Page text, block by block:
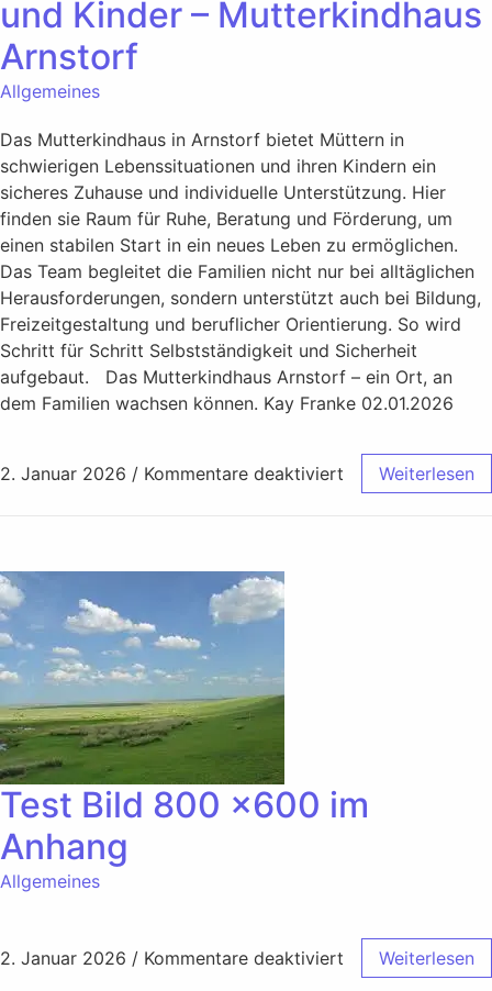
und Kinder – Mutterkindhaus
Arnstorf
Allgemeines
Das Mutterkindhaus in Arnstorf bietet Müttern in
schwierigen Lebenssituationen und ihren Kindern ein
sicheres Zuhause und individuelle Unterstützung. Hier
finden sie Raum für Ruhe, Beratung und Förderung, um
einen stabilen Start in ein neues Leben zu ermöglichen.
Das Team begleitet die Familien nicht nur bei alltäglichen
Herausforderungen, sondern unterstützt auch bei Bildung,
Freizeitgestaltung und beruflicher Orientierung. So wird
Schritt für Schritt Selbstständigkeit und Sicherheit
aufgebaut. Das Mutterkindhaus Arnstorf – ein Ort, an
dem Familien wachsen können. Kay Franke 02.01.2026
2. Januar 2026 / Kommentare deaktiviert Weiterlesen
Test Bild 800 x600 im
Anhang
Allgemeines
2. Januar 2026 / Kommentare deaktiviert Weiterlesen